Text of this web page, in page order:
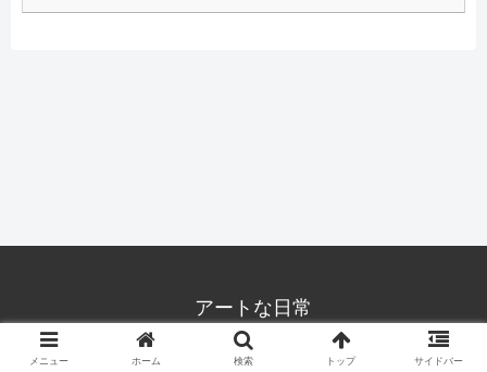
アートな日常
Copyright © 2021-2026 アートな日常 All Rights Reserved.
メニュー ホーム 検索 トップ サイドバー